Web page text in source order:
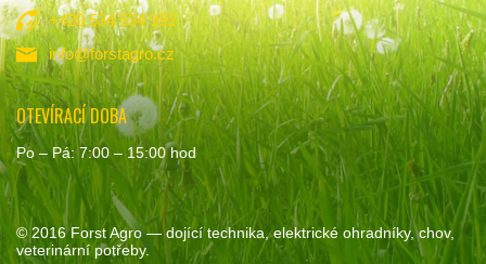
+420 534 534 992
info@forstagro.cz
OTEVÍRACÍ DOBA
Po – Pá: 7:00 – 15:00 hod
© 2016Forst Agro— dojící technika, elektrické ohradníky, chov,
veterinární potřeby.